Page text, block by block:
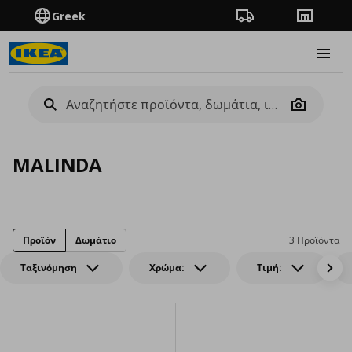
Greek Πορεία παραγγελίας
Camera
MALINDA
Ταξινόμηση Χρώμα: Τιμή:
3 Προϊόντα
Προϊόν Δωμάτιο